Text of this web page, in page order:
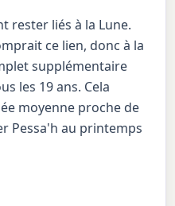
rester liés à la Lune.
ce lien, donc à la
supplémentaire
les 19 ans. Cela
moyenne proche de
Pessa'h au printemps